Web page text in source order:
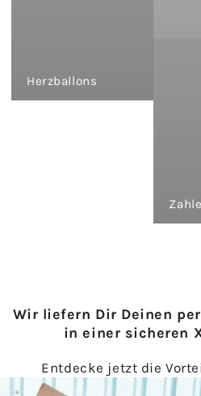
Herzballons
Wir liefern Dir Deinen
in einer sicheren
Entdecke jetzt die